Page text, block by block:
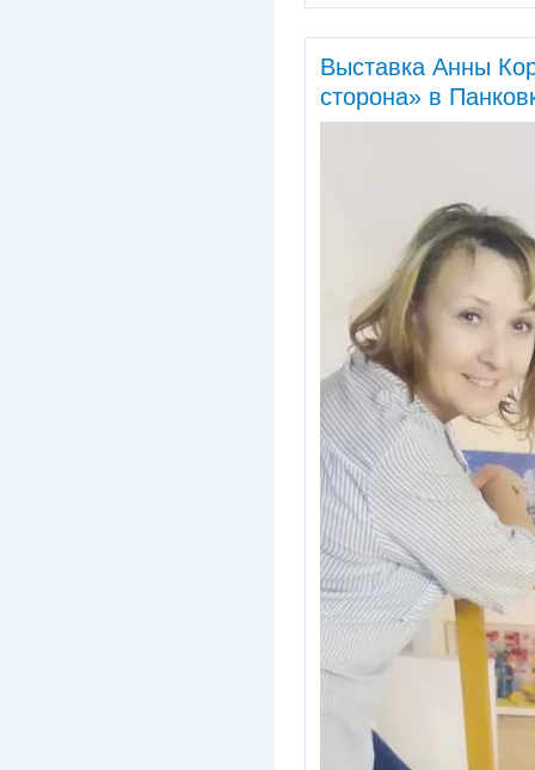
Выставка Анны
сторона» в